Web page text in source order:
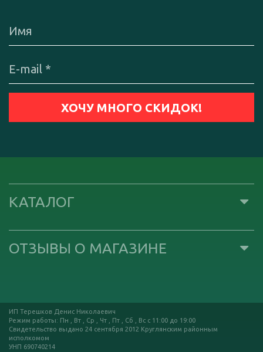
КАТАЛОГ
ОТЗЫВЫ О МАГАЗИНЕ
ИП Терешков Денис Николаевич
Режим работы: Пн , Вт , Ср , Чт , Пт , Сб , Вс c 11:00 до 19:00
Свидетельство выдано 24 сентября 2012 Круглянским районным
исполкомом
УНП 690740214